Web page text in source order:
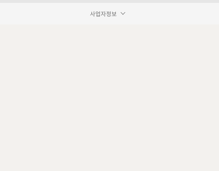
사업자정보